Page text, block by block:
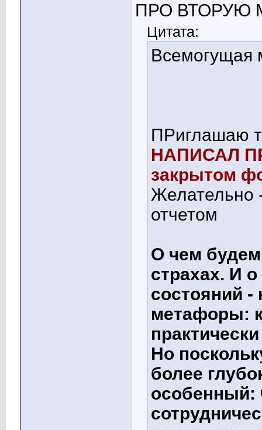
ПРО ВТОРУЮ
Цитата:
Всемогущая
ПРиглашаю
НАПИСАЛ
закрытом
Желательно
отчетом
О чем
страхах. И
состояний
метафоры:
Но
более
особенный: